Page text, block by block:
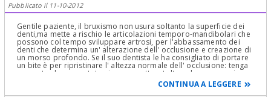
Pubblicato il 11-10-2012
Gentile paziente, il bruxismo non usura soltanto la superficie dei
denti,ma mette a rischio le articolazioni temporo-mandibolari che
possono col tempo sviluppare artrosi, per l'abbassamento dei
denti che determina un' alterazione dell' occlusione e creazione di
un morso profondo. Se il suo dentista le ha consigliato di portare
un bite è per ripristinare l' altezza normale dell' occlusione: tenga
presente che va portato giorno e notte e tolto solo per mangiare.
Una volta raggiunta con le dovute correzioni la giusta altezza si
dovrà, per forza agire sui denti e ricostruirli secondo il nuovo
CONTINUA A LEGGERE